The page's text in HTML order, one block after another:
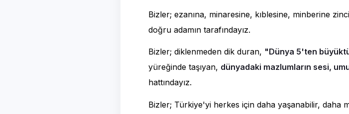
Bizler; ezanına, minaresine, kıblesine, minberine
doğru adamın tarafındayız.
Bizler; diklenmeden dik duran, "Dünya 5'ten
yüreğinde taşıyan, dünyadaki mazlumların sesi,
hattındayız.
Bizler; Türkiye'yi herkes için daha yaşanabilir, daha